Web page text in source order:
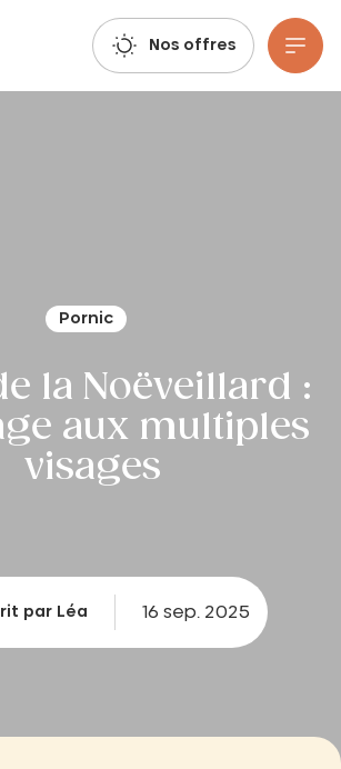
Respirez, imaginez, réservez : les réservations estivales 2027 sont déjà ouvertes !
Nos offres
Pornic
la Noëveillard :
aux multiples
visages
par Léa 16 sep. 2025